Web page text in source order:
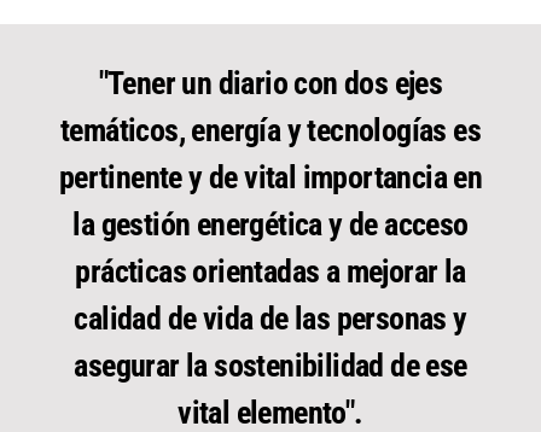
"Tener un diario con dos ejes
temáticos, energía y tecnologías es
pertinente y de vital importancia en
la gestión energética y de acceso
prácticas orientadas a mejorar la
calidad de vida de las personas y
asegurar la sostenibilidad de ese
vital elemento".